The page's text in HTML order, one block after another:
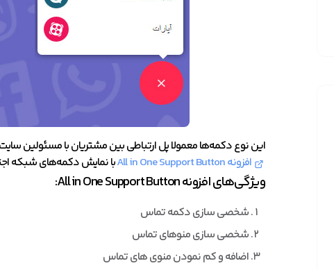
این نوع دکمه‌ها معمولا پل ارتباطی بین مشتریان با مسئولین
افزونه All in One Support Button
با نمایش دکمه‌های شبکه
ویژگی‌های افزونه All in One Support Button:
شخصی سازی دکمه تماس
شخصی سازی منوهای تماس
اضافه و کم نمودن منوی های تماس